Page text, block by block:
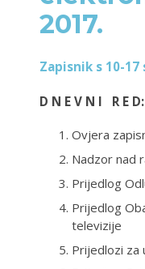
2017.
Zapisnik s 10-
D N E V N I R E D:
Ovjera
Nadzor nad
Prijedlog
Prijedlog
televizije
Prijedlozi za